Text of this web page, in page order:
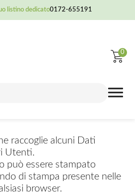
listino dedicato0172-655191
0
raccoglie alcuni Dati
Utenti.
può essere stampato
di stampa presente nelle
browser.